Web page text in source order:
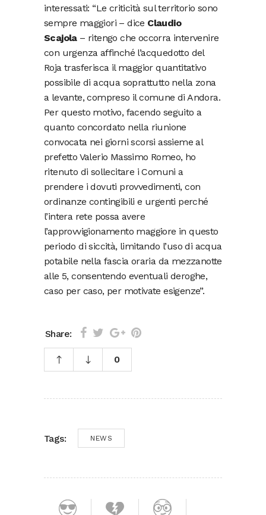
interessati: “Le criticità sul territorio sono
sempre maggiori – dice Claudio
Scajola– ritengo che occorra intervenire
con urgenza affinché l’acquedotto del
Roja trasferisca il maggior quantitativo
possibile di acqua soprattutto nella zona
a levante, compreso il comune di Andora.
Per questo motivo, facendo seguito a
quanto concordato nella riunione
convocata nei giorni scorsi assieme al
prefetto Valerio Massimo Romeo, ho
ritenuto di sollecitare i Comuni a
prendere i dovuti provvedimenti, con
ordinanze contingibili e urgenti perché
l’intera rete possa avere
l’approvvigionamento maggiore in questo
periodo di siccità, limitando l’uso di acqua
potabile nella fascia oraria da mezzanotte
alle 5, consentendo eventuali deroghe,
caso per caso, per motivate esigenze”.
Share:
0
Tags: NEWS